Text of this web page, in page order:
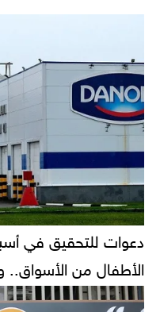
دعوات للتحقيق في
الأطفال من